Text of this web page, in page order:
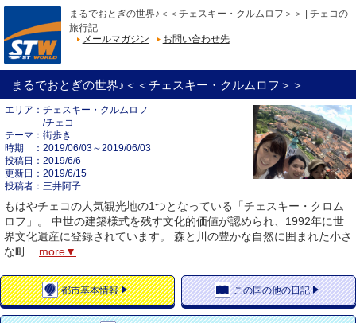
まるでおとぎの世界♪＜＜チェスキー・クルムロフ＞＞ | チェコの
旅行記
メールマガジン
お問い合わせ先
まるでおとぎの世界♪＜＜チェスキー・クルムロフ＞＞
エリア
チェスキー・クルムロフ
/チェコ
テーマ
街歩き
時期
2019/06/03～2019/06/03
投稿日
2019/6/6
更新日
2019/6/15
投稿者
三井阿子
もはやチェコの人気観光地の1つとなっている「チェスキー・クロム
ロフ」。 中世の建築様式を残す文化的価値が認められ、1992年に世
界文化遺産に登録されています。 森と川の豊かな自然に囲まれた小さ
な町
more▼
都市基本情報 この国の他の日記